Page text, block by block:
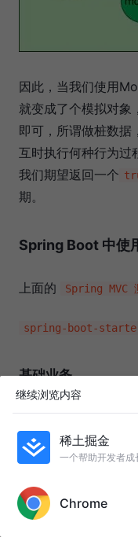
因此，当我们使用
就变成了个模拟对象
即可，所谓做桩数
互时执行何种行为过
我们期望返回一个
期。
Spring Boot 中使
上面的 Spring MVC
spring-boot-
基础业务
@Data
@NoArgsConstructor
@GeneratedValue
    private Long id;
点赞
继续浏览内容
稀土掘金
一个帮助开发者成
Chrome